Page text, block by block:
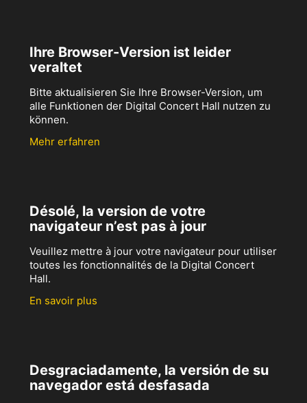
Ihre Browser-Version ist leider
veraltet
Bitte aktualisieren Sie Ihre Browser-Version, um
alle Funktionen der Digital Concert Hall nutzen zu
können.
Mehr erfahren
Désolé, la version de votre
navigateur n’est pas à jour
Veuillez mettre à jour votre navigateur pour utiliser
toutes les fonctionnalités de la Digital Concert
Hall.
En savoir plus
Desgraciadamente, la versión de su
navegador está desfasada